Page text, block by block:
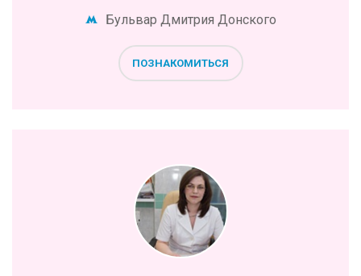
Бульвар Дмитрия Донского
ПОЗНАКОМИТЬСЯ